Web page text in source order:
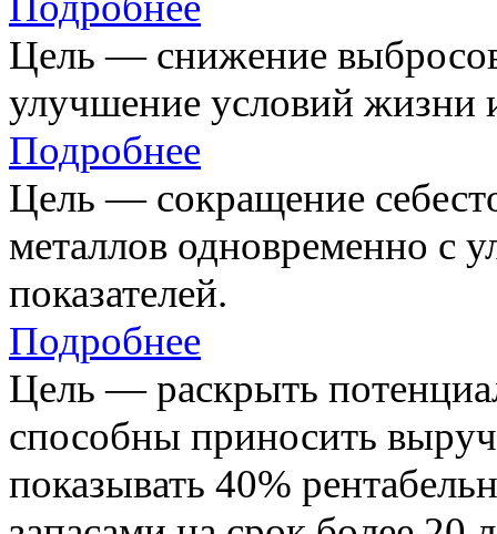
Цель — снижение
улучшение условий жизни
Подробнее
Цель — сокращение
металлов одновременно с
показателей.
Подробнее
Цель — раскрыть
способны приносить
показывать 40%